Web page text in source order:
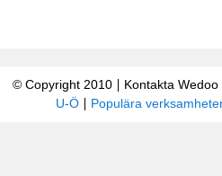
© Copyright 2010 Kontakta Wedoo
U-Ö
Populära